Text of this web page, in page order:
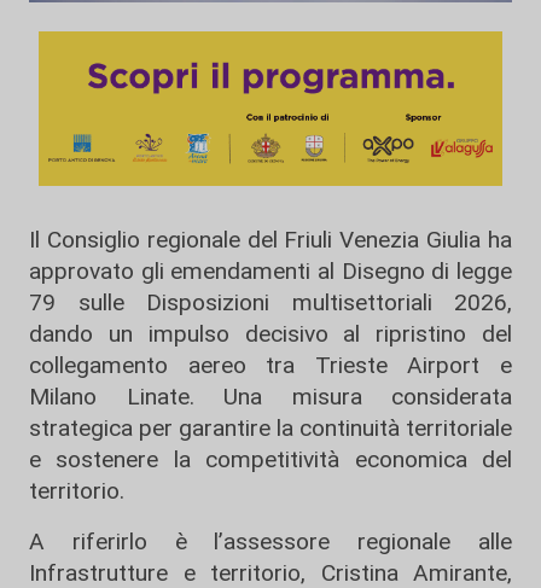
Il Consiglio regionale del Friuli Venezia Giulia ha
approvato gli emendamenti al Disegno di legge
79 sulle Disposizioni multisettoriali 2026,
dando un impulso decisivo al ripristino del
collegamento aereo tra Trieste Airport e
Milano Linate. Una misura considerata
strategica per garantire la continuità territoriale
e sostenere la competitività economica del
territorio.
A riferirlo è l’assessore regionale alle
Infrastrutture e territorio, Cristina Amirante,